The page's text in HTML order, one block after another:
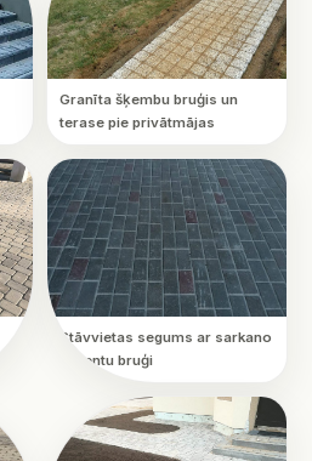
Granīta šķembu bruģis un
terase pie privātmājas
Stāvvietas segums ar sarkano
akcentu bruģi